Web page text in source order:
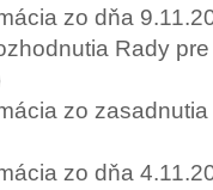
zo dňa
Rady
zo
zo dňa